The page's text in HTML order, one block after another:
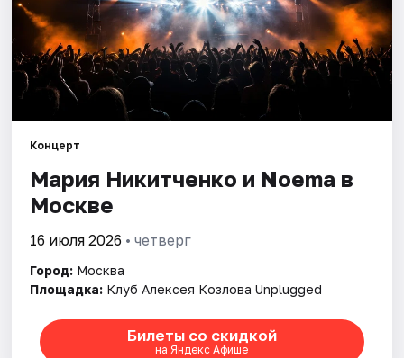
Спорт
События
Площадки
Артисты
Концерт
Мария Никитченко и Noema в
Москве
16 июля 2026 • четверг
Город: Москва
Площадка: Клуб Алексея Козлова Unplugged
Билеты со скидкой
на Яндекс Афише